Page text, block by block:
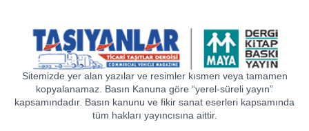
Sitemizde yer alan yazılar ve resimler kısmen veya tamamen
kopyalanamaz. Basın Kanuna göre “yerel-süreli yayın”
kapsamındadır. Basın kanunu ve fikir sanat eserleri kapsamında
tüm hakları yayıncısına aittir.